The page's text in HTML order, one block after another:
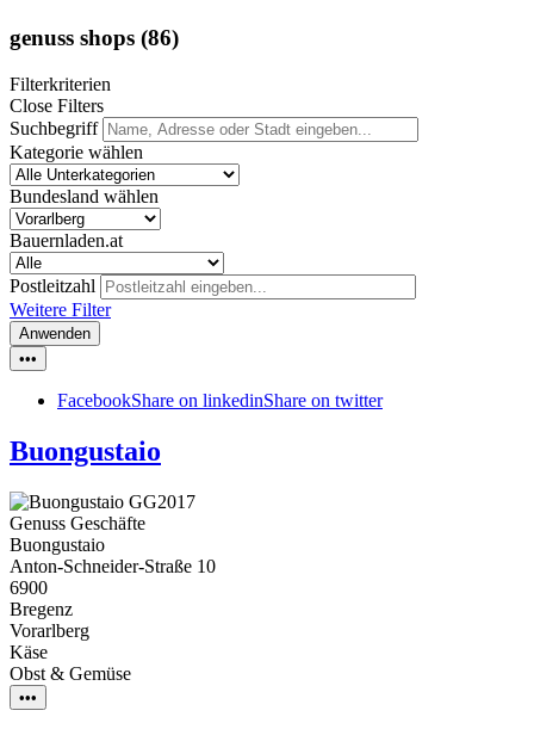
genuss shops (86)
Filterkriterien
Close Filters
Suchbegriff
Kategorie wählen
Bundesland wählen
Bauernladen.at
Postleitzahl
Weitere Filter
Anwenden
•••
FacebookShare on linkedinShare on twitter
Buongustaio
Genuss Geschäfte
Buongustaio
Anton-Schneider-Straße 10
6900
Bregenz
Vorarlberg
Käse
Obst & Gemüse
•••